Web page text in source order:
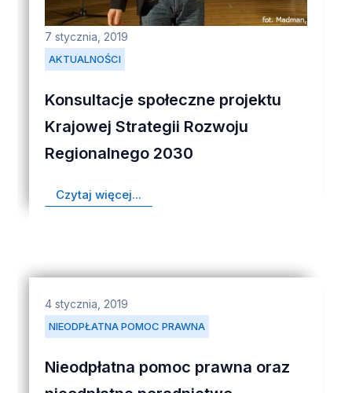
AKTUALNOŚCI
7 stycznia, 2019
Konsultacje społeczne projektu
Krajowej Strategii Rozwoju
Regionalnego 2030
Czytaj więcej...
NIEODPŁATNA POMOC PRAWNA
4 stycznia, 2019
Nieodpłatna pomoc prawna oraz